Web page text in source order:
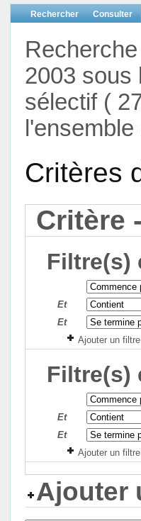
Rechercher Consulter
2003 sous
sélectif (
Critères
Critère
Filtre(s)
Et
Et
Ajouter un
Filtre(s)
Et
Et
Ajouter un
Ajouter